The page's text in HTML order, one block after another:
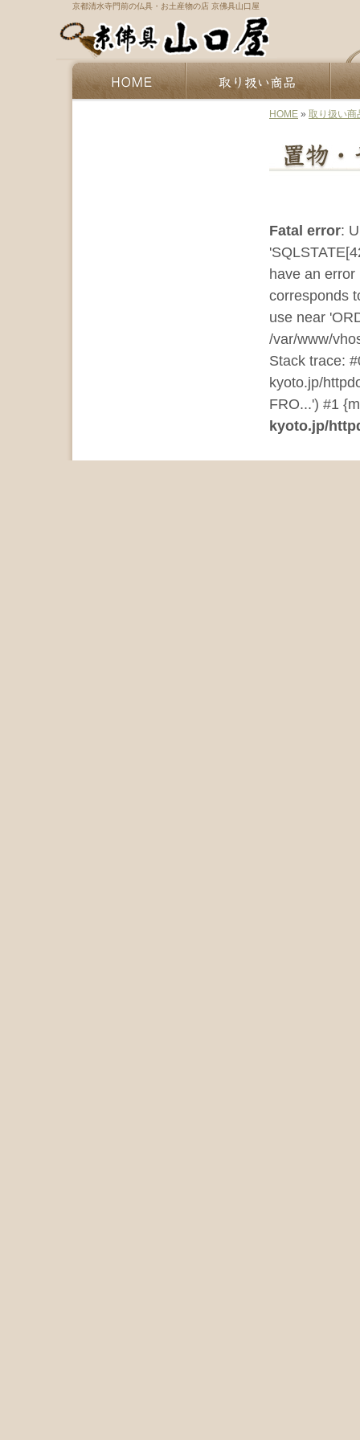
京都清水寺門前の仏具・お土産物の店 京佛具山口屋
HOME » 取り扱い商
Fatal error:
have an
corresponds
use near
/var/www/
Stack trace:
kyoto.jp/
FRO...') #1
kyoto.jp/